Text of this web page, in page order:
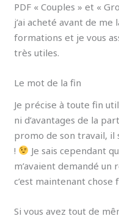
PDF « Couples » et «
j’ai acheté avant de me
formations et je vous
très utiles.
Le mot de la fin
Je précise à toute fin
ni d’avantages de la
promo de son travail,
!
Je sais cependant
m’avaient demandé
c’est maintenant chose
Si vous avez tout de